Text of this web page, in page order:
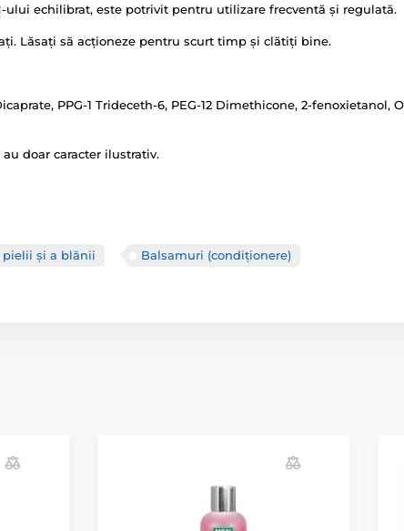
echilibrat, este potrivit pentru utilizare frecventă și regulată.
Lăsați să acționeze pentru scurt timp și clătiți bine.
PPG-1 Trideceth-6, PEG-12 Dimethicone, 2-fenoxietanol,
doar caracter ilustrativ.
și a blănii Balsamuri (condiționere)